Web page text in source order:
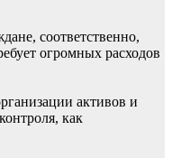
соответственно,
огромных расходов
активов и
как